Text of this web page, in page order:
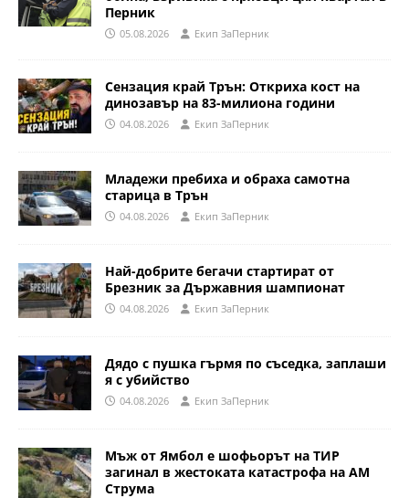
Перник
05.08.2026 Eкип ЗаПерник
Сензация край Трън: Откриха кост на
динозавър на 83-милиона години
04.08.2026 Eкип ЗаПерник
Младежи пребиха и обраха самотна
старица в Трън
04.08.2026 Eкип ЗаПерник
Най-добрите бегачи стартират от
Брезник за Държавния шампионат
04.08.2026 Eкип ЗаПерник
Дядо с пушка гърмя по съседка, заплаши
я с убийство
04.08.2026 Eкип ЗаПерник
Мъж от Ямбол е шофьорът на ТИР
загинал в жестоката катастрофа на АМ
Струма